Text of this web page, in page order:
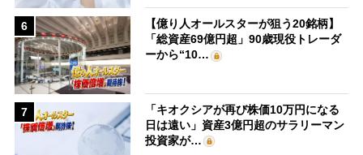
6
【億り人オールスターが狙う20銘柄】
「総資産69億円超」90歳現役トレーダ
ーから“10…
7
「キオクシアが再び株価10万円になる
日は遠い」資産3億円超のサラリーマン
投資家が…